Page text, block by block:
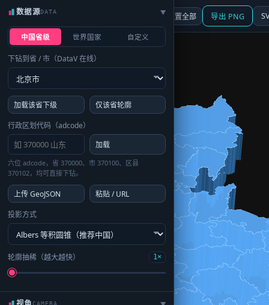
☰ 面板 地图 重置全部 导出 PNG
数据源DATA ▶
中国省级 世界国家 自定义
下钻到省 / 市（DataV 在线）
加载该省下级
仅该省轮廓
行政区划代码（adcode）
加载
六位 adcode，省 370000、市 370100、区县
370102，均可直接下钻。
上传 GeoJSON
粘贴 / URL
投影方式
轮廓抽稀（越大越快） 1×
CAMERA ▶